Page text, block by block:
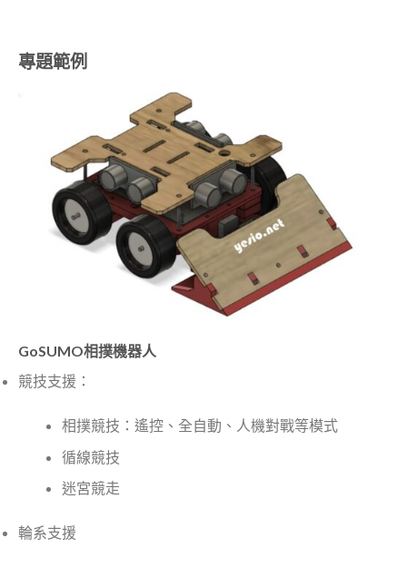
專題範例
GoSUMO相撲機器人
競技支援：
相撲競技：遙控、全自動、人機對戰等模式
循線競技
迷宮競走
輪系支援